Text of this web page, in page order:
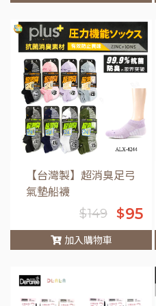
【台灣製】超消臭足弓
氣墊船襪
$149 $95
加入購物車